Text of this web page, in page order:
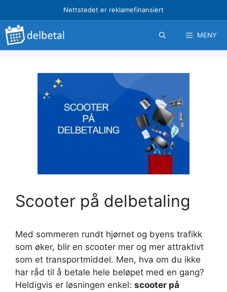
til
innhold
Nettstedet er reklamefinansiert
MENY
Scooter på delbetaling
Med sommeren rundt hjørnet og byens trafikk
som øker, blir en scooter mer og mer attraktivt
som et transportmiddel. Men, hva om du ikke
har råd til å betale hele beløpet med en gang?
Heldigvis er løsningen enkel: scooter på